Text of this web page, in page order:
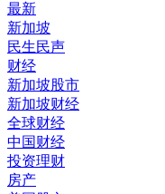
最新
新加坡
民生民声
财经
新加坡股市
新加坡财经
全球财经
中国财经
投资理财
房产